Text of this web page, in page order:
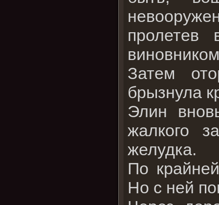
пролетев
Затем
брызнула
Элин
жалкого
желудка.
По
Но с ней